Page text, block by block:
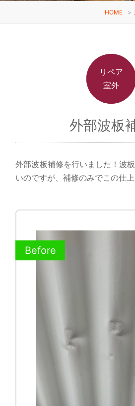
HOME >
リペア
室外
外部波板
外部波板補修を行いました！波
いのですが、補修のみでこの仕上
Before